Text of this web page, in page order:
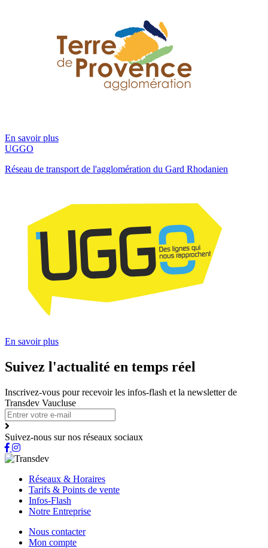
En savoir plus
UGGO
Réseau de transport de l'agglomération du Gard Rhodanien
En savoir plus
Suivez l'actualité en temps réel
Inscrivez-vous pour recevoir les infos-flash et la newsletter de
Transdev Vaucluse
Suivez-nous sur nos réseaux sociaux
Réseaux & Horaires
Tarifs & Points de vente
Infos-Flash
Notre Entreprise
Nous contacter
Mon compte